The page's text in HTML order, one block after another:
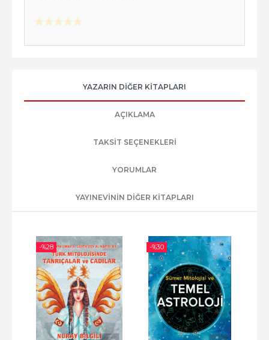
YAZARIN DIĞER KITAPLARI
AÇIKLAMA
TAKSIT SEÇENEKLERI
YORUMLAR
YAYINEVININ DIĞER KITAPLARI
-%28 -%30